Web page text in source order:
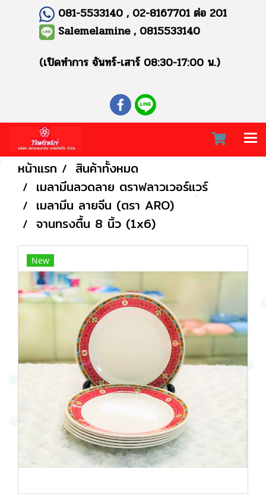
081-5533140 , 02-8167701 ต่อ 201
Salemelamine , 0815533140
(เปิดทำการ จันทร์-เสาร์ 08:30-17:00 น.)
หน้าแรก
สินค้าทั้งหมด
เมลามีนลวดลาย ตราฟลาวเวอร์แวร์
เมลามีน ลายจีน (ตรา ARO)
จานทรงตื้น 8 นิ้ว (1x6)
New